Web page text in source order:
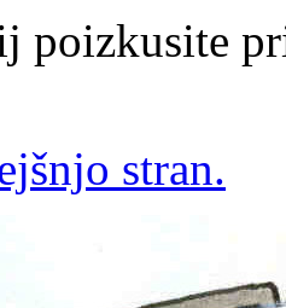
poizkusite
stran.